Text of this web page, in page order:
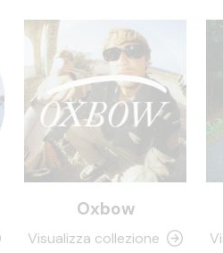
Oxbow
Visualizza collezione